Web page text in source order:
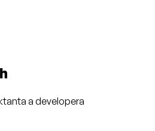
a developera